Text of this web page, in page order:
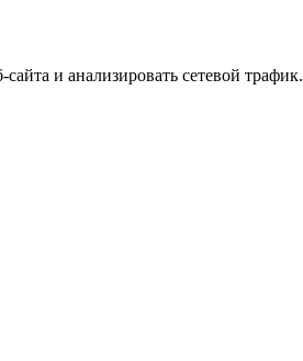
и анализировать сетевой трафик.